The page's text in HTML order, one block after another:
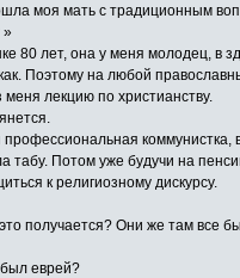
моя мать с традиционным
»
80 лет, она у меня молодец, в
Поэтому на любой
меня лекцию по христианству.
коммунистка,
табу. Потом уже будучи на
к религиозному дискурсу.
получается? Они же там все
еврей?